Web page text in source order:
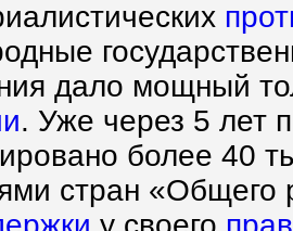
дало мощный
. Уже через 5 лет
более 40
стран